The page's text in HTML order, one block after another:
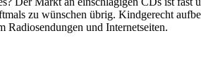
zu wünschen übrig. Kindgerecht
und Internetseiten.